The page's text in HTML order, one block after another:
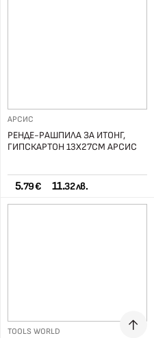
АРСИС
РЕНДЕ-РАШПИЛА ЗА ИТОНГ,
ГИПСКАРТОН 13Х27СМ АРСИС
5.79 € 11.32 лв.
TOOLS WORLD